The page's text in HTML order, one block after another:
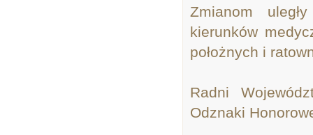
Zmianom
kierunków
położnych i
Radni
Odznaki